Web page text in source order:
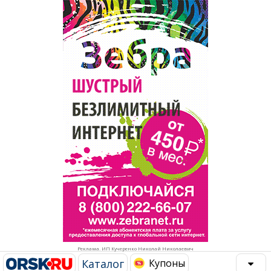
Реклама. ИП Кучеренко Николай Николаевич
Каталог Купоны
Рестораны, кафе, бары
Развлечения и отдых
Спорт Фитнес
Недвижимость
Красота Косметология
Торговля
Бизнес и финансы
Юристы, Экспертиза, Страхование
Ремонт
Социальные организации
Это интересно
Администрация
Популярное →